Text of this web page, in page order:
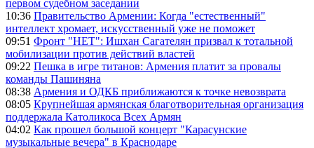
первом судебном заседании
10:36 Правительство Армении: Когда "естественный"
интеллект хромает, искусственный уже не поможет
09:51 Фронт "НЕТ": Ишхан Сагателян призвал к тотальной
мобилизации против действий властей
09:22 Пешка в игре титанов: Армения платит за провалы
команды Пашиняна
08:38 Армения и ОДКБ приближаются к точке невозврата
08:05 Крупнейшая армянская благотворительная организация
поддержала Католикоса Всех Армян
04:02 Как прошел большой концерт "Карасунские
музыкальные вечера" в Краснодаре